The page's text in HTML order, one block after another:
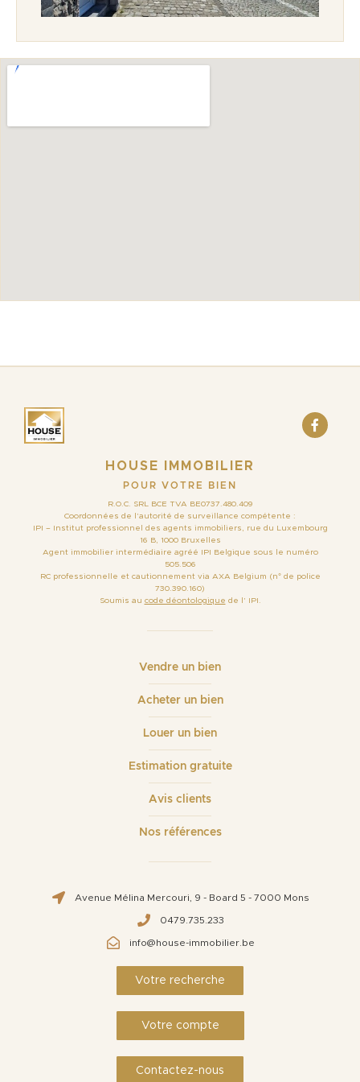
HOUSE IMMOBILIER
POUR VOTRE BIEN
R.O.C. SRL BCE TVA BE0737.480.409
Coordonnées de l’autorité de surveillance compétente :
IPI – Institut professionnel des agents immobiliers, rue du Luxembourg
16 B, 1000 Bruxelles
Agent immobilier intermédiaire agréé IPI Belgique sous le numéro
505.506
RC professionnelle et cautionnement via AXA Belgium (n° de police
730.390.160)
Soumis au code déontologique de l’ IPI.
Vendre un bien
Acheter un bien
Louer un bien
Estimation gratuite
Avis clients
Nos références
Avenue Mélina Mercouri, 9 - Board 5 - 7000 Mons
0479.735.233
info@house-immobilier.be
Votre recherche
Votre compte
Contactez-nous